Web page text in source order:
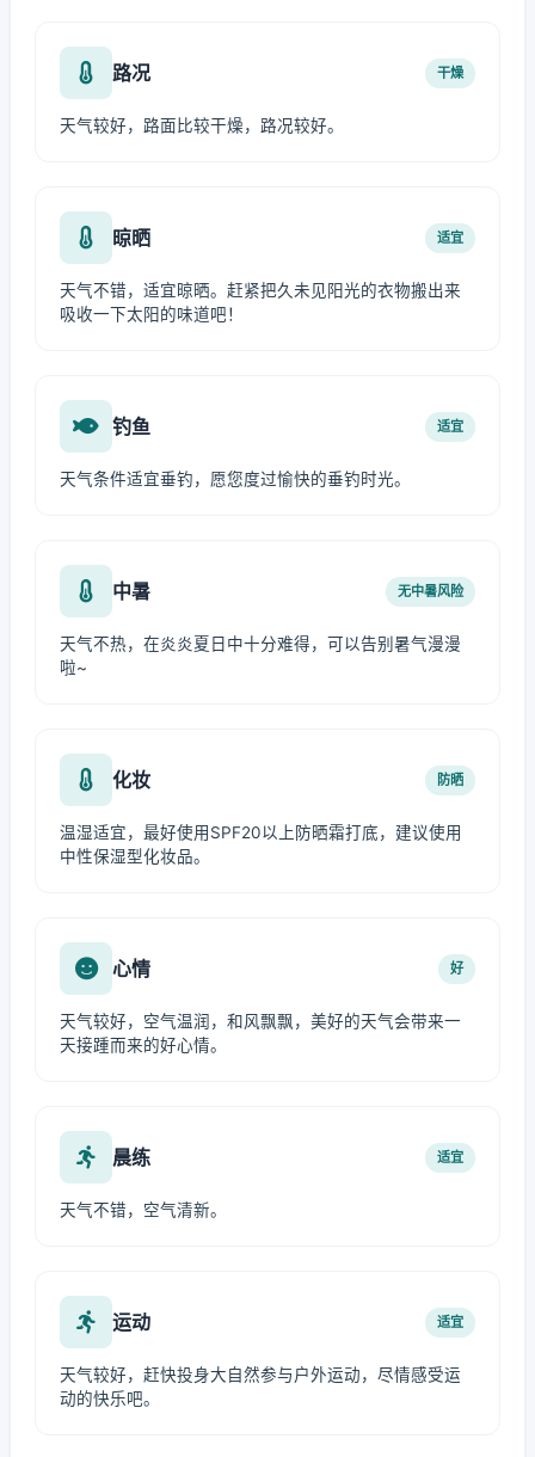
路况 干燥
天气较好，路面比较干燥，路况较好。
晾晒 适宜
天气不错，适宜晾晒。赶紧把久未见阳光的衣物搬出来
吸收一下太阳的味道吧！
钓鱼 适宜
天气条件适宜垂钓，愿您度过愉快的垂钓时光。
中暑 无中暑风险
天气不热，在炎炎夏日中十分难得，可以告别暑气漫漫
啦~
化妆 防晒
温湿适宜，最好使用SPF20以上防晒霜打底，建议使用
中性保湿型化妆品。
心情 好
天气较好，空气温润，和风飘飘，美好的天气会带来一
天接踵而来的好心情。
晨练 适宜
天气不错，空气清新。
运动 适宜
天气较好，赶快投身大自然参与户外运动，尽情感受运
动的快乐吧。